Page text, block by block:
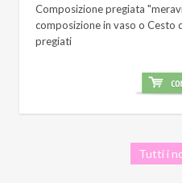
Composizione pregiata
composizione in vaso o Cesto
pregiati
Tutti i